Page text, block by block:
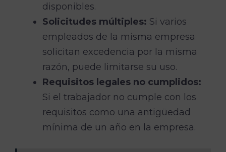
disponibles.
Solicitudes múltiples: Si varios
empleados de la misma empresa
solicitan excedencia por la misma
razón, puede limitarse su uso.
Requisitos legales no cumplidos:
Si el trabajador no cumple con los
requisitos como una antigüedad
mínima de un año en la empresa.